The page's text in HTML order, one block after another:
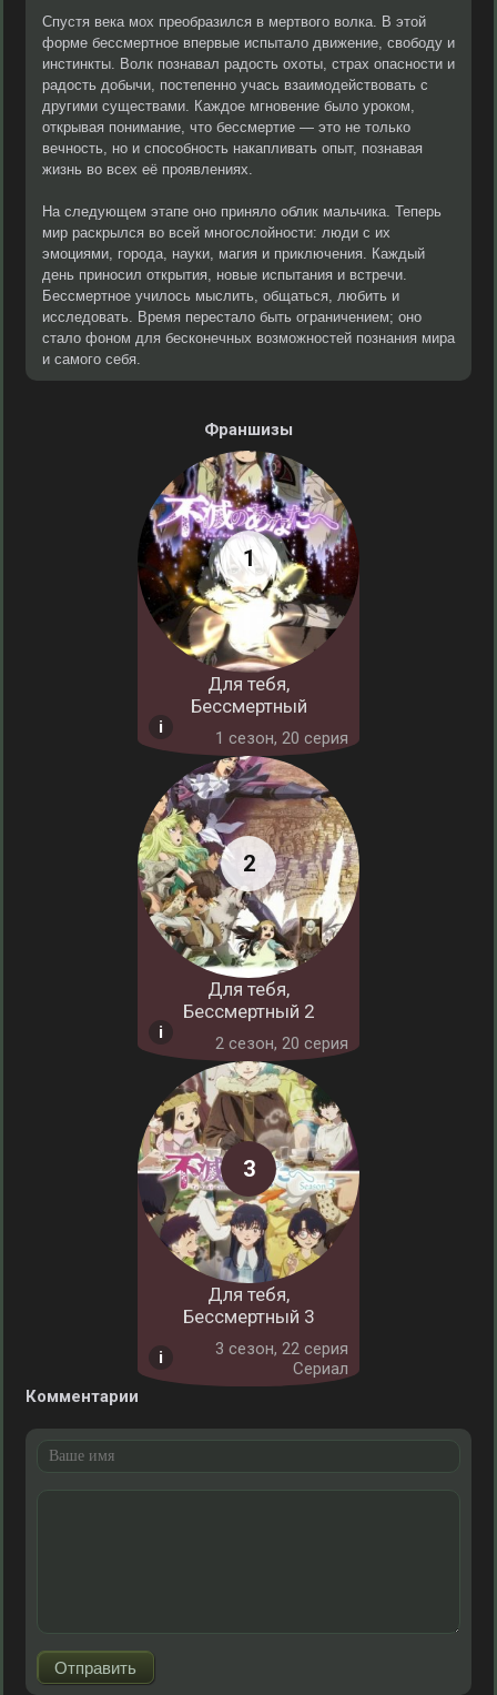
Спустя века мох преобразился в мертвого волка. В этой
форме бессмертное впервые испытало движение, свободу и
инстинкты. Волк познавал радость охоты, страх опасности и
радость добычи, постепенно учась взаимодействовать с
другими существами. Каждое мгновение было уроком,
открывая понимание, что бессмертие — это не только
вечность, но и способность накапливать опыт, познавая
жизнь во всех её проявлениях.
На следующем этапе оно приняло облик мальчика. Теперь
мир раскрылся во всей многослойности: люди с их
эмоциями, города, науки, магия и приключения. Каждый
день приносил открытия, новые испытания и встречи.
Бессмертное училось мыслить, общаться, любить и
исследовать. Время перестало быть ограничением; оно
стало фоном для бесконечных возможностей познания мира
и самого себя.
Франшизы
Для тебя,
Бессмертный
1 cезон, 20 серия
Для тебя,
Бессмертный 2
2 cезон, 20 серия
Для тебя,
Бессмертный 3
3 cезон, 22 серия
Сериал
Комментарии